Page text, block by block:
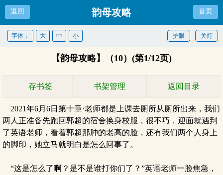
返回 韵母攻略 首页
关灯
护眼
字体： 大 中 小
【韵母攻略】（10）(第1/12页)
存书签 书架管理 返回目录
2021年6月6日第十章·老师都是上课去厕所从厕所出来，我们
两人正准备先跑回郭超的宿舍换身校服，很不巧，迎面就遇到
了英语老师，看着郭超那肿的老高的脸，还有我们两个人身上
的脚印，她立马就明白是怎么回事了。
“这是怎么了啊？是不是谁打你们了？”英语老师一脸焦急，